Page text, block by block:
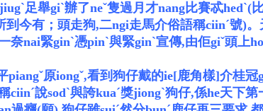
足舉giˋ辦了neˇ隻過月才nang比賽忒hedˋ(
今有；頭走狗,二ngi走馬介俗語稱ciinˊ號)。
奈nai緊ginˋ憑pinˋ與緊ginˋ宣傳,由佢giˇ頭
原iongˇ,看到狗仔戴的ie[鹿角樣]介桂
說sodˋ與誇kuaˊ獎jiongˋ狗仔,係he天下